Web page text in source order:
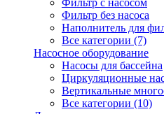
Фильтр с насосом
Фильтр без насоса
Наполнитель для
Все категории (7)
Насосное оборудование
Насосы для бассейна
Циркуляционные
Вертикальные
Все категории (10)